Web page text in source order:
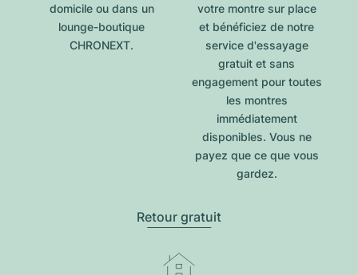
domicile ou dans un
lounge-boutique
CHRONEXT.
votre montre sur place
et bénéficiez de notre
service d'essayage
gratuit et sans
engagement pour toutes
les montres
immédiatement
disponibles. Vous ne
payez que ce que vous
gardez.
Retour gratuit